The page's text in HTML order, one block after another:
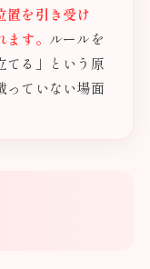
置を引き受け
す。 ルールを
てる」という原
っていない場面